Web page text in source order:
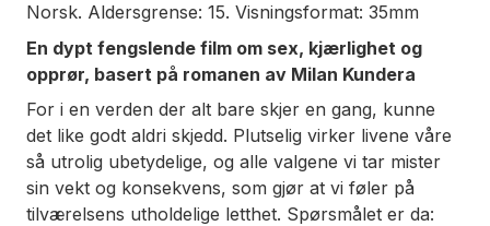
Norsk. Aldersgrense: 15. Visningsformat: 35mm
En dypt fengslende film om sex, kjærlighet og
opprør, basert på romanen av Milan Kundera
For i en verden der alt bare skjer en gang, kunne
det like godt aldri skjedd. Plutselig virker livene våre
så utrolig ubetydelige, og alle valgene vi tar mister
sin vekt og konsekvens, som gjør at vi føler på
tilværelsens utholdelige letthet. Spørsmålet er da: